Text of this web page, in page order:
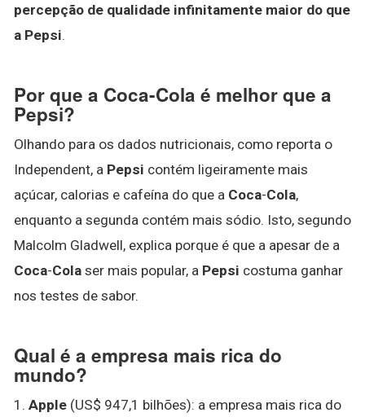
percepção de qualidade infinitamente maior do que
a Pepsi.
Por que a Coca-Cola é melhor que a
Pepsi?
Olhando para os dados nutricionais, como reporta o
Independent, a Pepsi contém ligeiramente mais
açúcar, calorias e cafeína do que a Coca-Cola,
enquanto a segunda contém mais sódio. Isto, segundo
Malcolm Gladwell, explica porque é que a apesar de a
Coca-Cola ser mais popular, a Pepsi costuma ganhar
nos testes de sabor.
Qual é a empresa mais rica do
mundo?
1. Apple (US$ 947,1 bilhões): a empresa mais rica do